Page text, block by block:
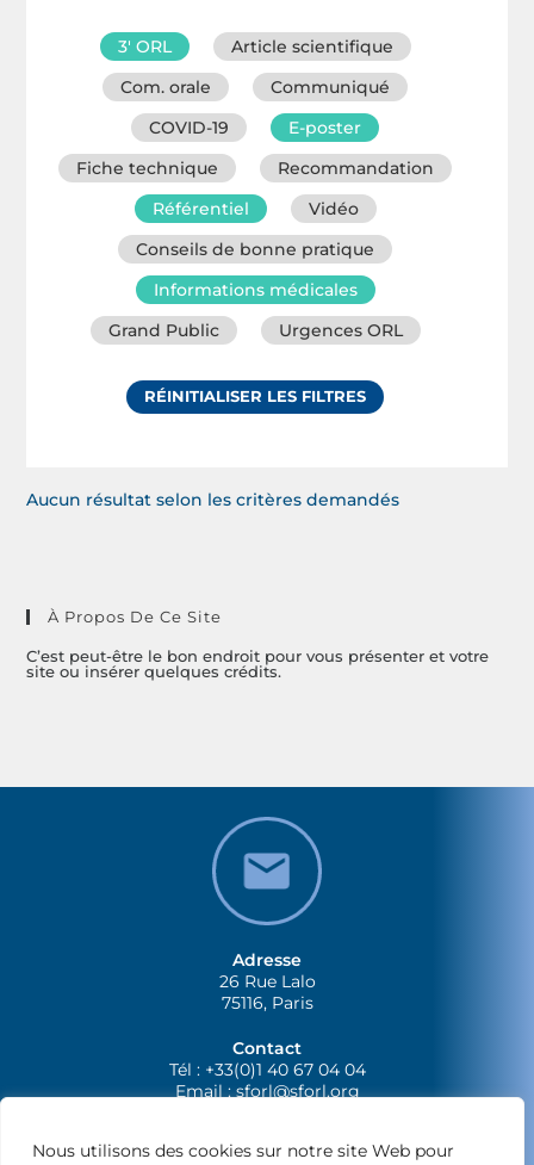
Nous utilisons des cookies sur notre site Web pour
3′ ORL
Article scientifique
Com. orale
Communiqué
COVID-19
E-poster
Fiche technique
Recommandation
Référentiel
Vidéo
Conseils de bonne pratique
Informations médicales
Grand Public
Urgences ORL
RÉINITIALISER LES FILTRES
Aucun résultat selon les critères demandés
À Propos De Ce Site
C’est peut-être le bon endroit pour vous présenter et votre
site ou insérer quelques crédits.
Adresse
26 Rue Lalo
75116, Paris
Contact
Tél : +33(0)1 40 67 04 04
Email :sforl@sforl.org